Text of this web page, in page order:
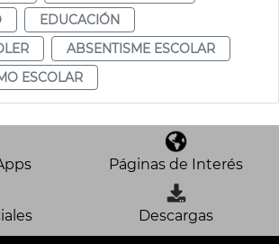
EDUCACIÓN
ABSENTISME ESCOLAR
ESCOLAR
Páginas de Interés
Descargas